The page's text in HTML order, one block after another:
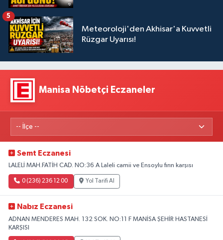
Meteoroloji'den Akhisar'a Kuvvetli
Rüzgar Uyarısı!
5
Manisa Nöbetçi Eczaneler
Semt Eczanesi
LALELİ MAH.FATİH CAD. NO:36 A Laleli camii ve Ensoylu fırın karşısı
0 (236) 236 12 00 Yol Tarifi Al
Nabız Eczanesi
ADNAN MENDERES MAH. 132 SOK. NO:11 F MANİSA ŞEHİR HASTANESİ
KARŞISI